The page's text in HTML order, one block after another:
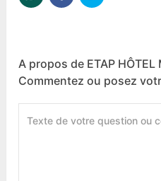
A propos de ETAP HÔTEL
Commentez ou posez